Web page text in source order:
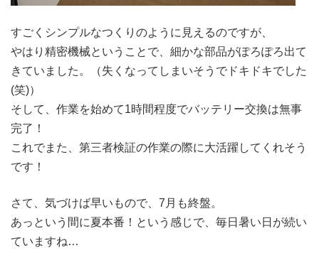
すごくシンプルなつくりのように見えるのですが、
やはり精密機械ということで、細かな部品がぽろぽろ出て
きていました。（失くなってしまいそうでドキドキでした
(笑)）
そして、作業を始めて1時間程度でバッテリー交換は無事
完了！
これでまた、第三者検証の作業の際に大活躍してくれそう
です！
さて、気づけば早いもので、7月も終盤。
あっという間に夏本番！という感じで、毎日暑い日が続い
ていますね…